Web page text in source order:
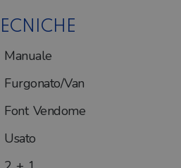
Manuale
Furgonato/Van
Font Vendome
Usato